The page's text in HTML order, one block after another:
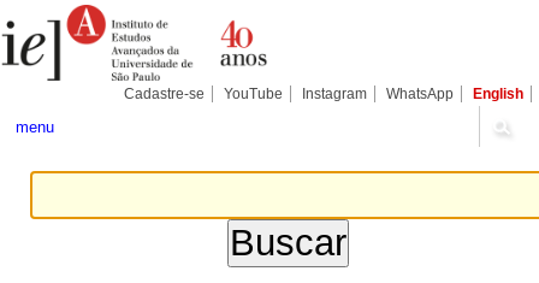
para
conteúdo.
Pessoais
Cadastre-se YouTube Instagram WhatsApp English
menu